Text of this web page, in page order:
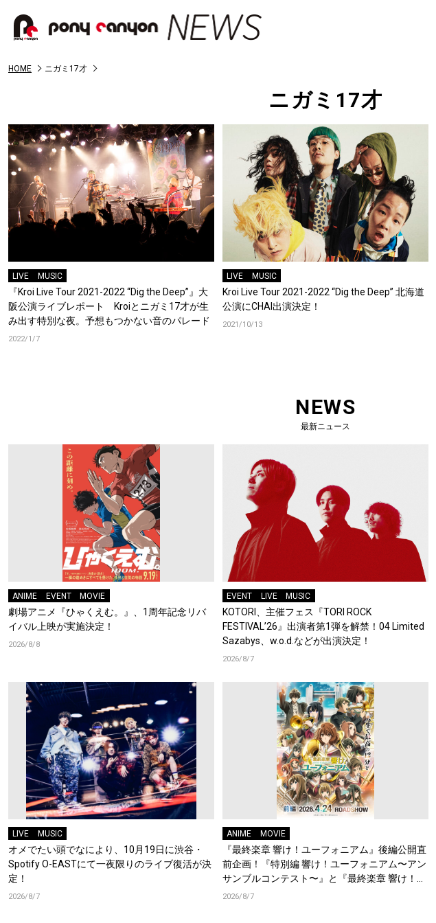
HOME ニガミ17才
ニガミ17才
LIVE MUSIC
『Kroi Live Tour 2021-2022 “Dig the Deep”』大
阪公演ライブレポート Kroiとニガミ17才が生
み出す特別な夜。予想もつかない音のパレード
2022/1/7
LIVE MUSIC
Kroi Live Tour 2021-2022 “Dig the Deep” 北海道
公演にCHAI出演決定！
2021/10/13
NEWS
最新ニュース
ANIME EVENT MOVIE
劇場アニメ『ひゃくえむ。』、1周年記念リバ
イバル上映が実施決定！
2026/8/8
EVENT LIVE MUSIC
KOTORI、主催フェス『TORI ROCK
FESTIVAL’26』出演者第1弾を解禁！04 Limited
Sazabys、w.o.d.などが出演決定！
2026/8/7
LIVE MUSIC
オメでたい頭でなにより、10月19日に渋谷・
Spotify O-EASTにて一夜限りのライブ復活が決
定！
2026/8/7
ANIME MOVIE
『最終楽章 響け！ユーフォニアム』後編公開直
前企画！『特別編 響け！ユーフォニアム〜アン
サンブルコンテスト〜』と『最終楽章 響け！ユ
ーフォニアム』前編の一挙上映が決定！
2026/8/7